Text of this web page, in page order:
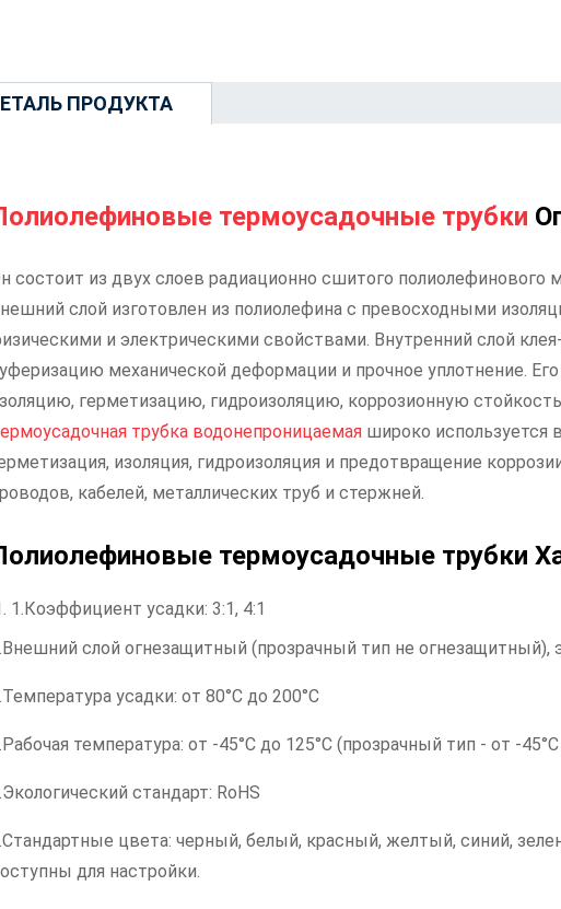
ПРОДУКТА
термоусадочные трубки
состоит из двух слоев радиационно сшитого полиолефинового
слой изготовлен из полиолефина с превосходными
и электрическими свойствами. Внутренний слой
механической деформации и прочное уплотнение.
герметизацию, гидроизоляцию, коррозионную
трубка водонепроницаемая широко используется
изоляция, гидроизоляция и предотвращение
кабелей, металлических труб и стержней.
термоусадочные трубки
1.Коэффициент усадки: 3:1, 4:1
слой огнезащитный (прозрачный тип не огнезащитный),
усадки: от 80°C до 200°C
температура: от -45°C до 125°C (прозрачный тип - от -
стандарт: RoHS
цвета: черный, белый, красный, желтый, синий,
для настройки.